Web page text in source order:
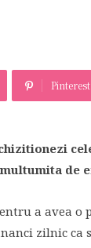
Pinterest
de
a avea o
zilnic ca